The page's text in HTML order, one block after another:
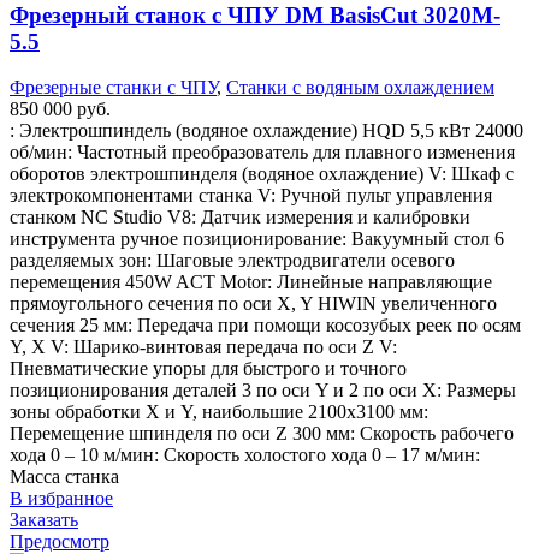
Фрезерный станок с ЧПУ DM BasisCut 3020M-
5.5
Фрезерные станки с ЧПУ, Станки с водяным охлаждением
850 000 руб.
⁠: Электрошпиндель (водяное охлаждение) HQD 5,5 кВт 24000
об/мин: Частотный преобразователь для плавного изменения
оборотов электрошпинделя (водяное охлаждение) V: Шкаф с
электрокомпонентами станка V: Ручной пульт управления
станком NC Studio V8: Датчик измерения и калибровки
инструмента ручное позиционирование: Вакуумный стол 6
разделяемых зон: Шаговые электродвигатели осевого
перемещения 450W ACT Motor: Линейные направляющие
прямоугольного сечения по оси X, Y HIWIN увеличенного
сечения 25 мм: Передача при помощи косозубых реек по осям
Y, X V: Шарико-винтовая передача по оси Z V:
Пневматические упоры для быстрого и точного
позиционирования деталей 3 по оси Y и 2 по оси X: Размеры
зоны обработки X и Y, наибольшие 2100х3100 мм:
Перемещение шпинделя по оси Z 300 мм: Скорость рабочего
хода 0 – 10 м/мин: Скорость холостого хода 0 – 17 м/мин:
Масса станка
В избранное
Заказать
Предосмотр